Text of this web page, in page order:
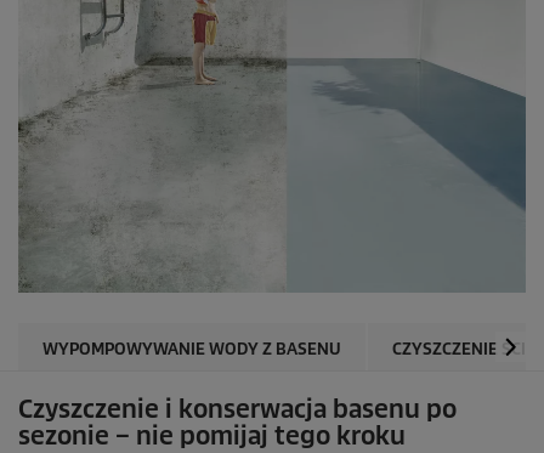
WYPOMPOWYWANIE WODY Z BASENU CZYSZCZENIE
Czyszczenie i konserwacja basenu po
sezonie – nie pomijaj tego kroku